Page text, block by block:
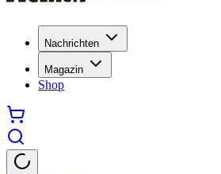
Nachrichten
Magazin
Shop